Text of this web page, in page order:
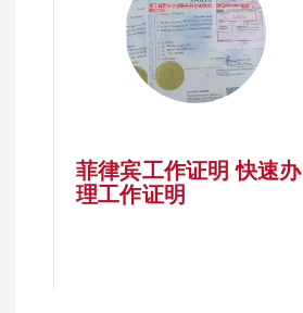
菲律宾工作证明 快速办
理工作证明